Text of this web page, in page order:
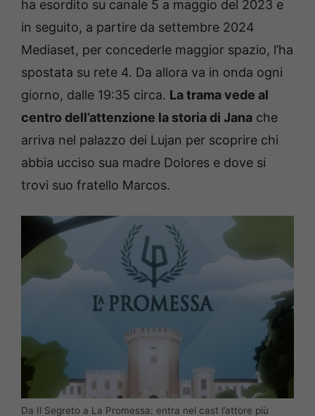
ha esordito su canale 5 a maggio del 2023 e
in seguito, a partire da settembre 2024
Mediaset, per concederle maggior spazio, l’ha
spostata su rete 4. Da allora va in onda ogni
giorno, dalle 19:35 circa. La trama vede al
centro dell’attenzione la storia di Jana che
arriva nel palazzo dei Lujan per scoprire chi
abbia ucciso sua madre Dolores e dove si
trovi suo fratello Marcos.
Da Il Segreto a La Promessa: entra nel cast l’attore più